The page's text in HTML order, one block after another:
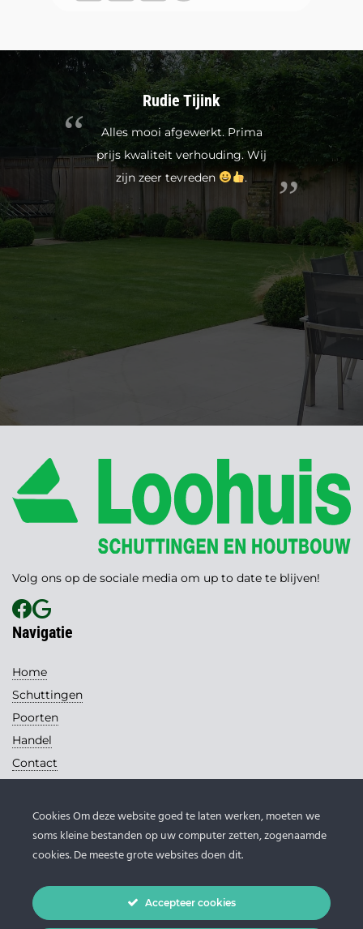
Rudie Tijink
Alles mooi afgewerkt. Prima
prijs kwaliteit verhouding. Wij
zijn zeer tevreden
.
Volg ons op de sociale media om up to date te blijven!
Navigatie
Home
Schuttingen
Poorten
Handel
Contact
Contact
Handelsweg 13
0546 - 631 145
info@loohuis-schuttingen.nl
Cookies Om deze website goed te laten werken, moeten we
soms kleine bestanden op uw computer zetten, zogenaamde
cookies. De meeste grote websites doen dit.
Accepteer cookies